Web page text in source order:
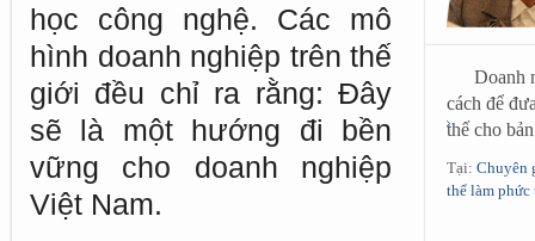
Doanh
cách để
thế cho
Tại: Chuyên
thể làm
học công nghệ. Các mô
hình doanh nghiệp trên thế
giới đều chỉ ra rằng: Đây
sẽ là một hướng đi bền
vững cho doanh nghiệp
Việt Nam.